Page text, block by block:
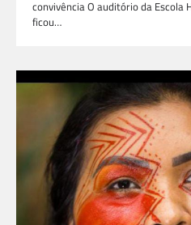
convivência O auditório da Escola
ficou…